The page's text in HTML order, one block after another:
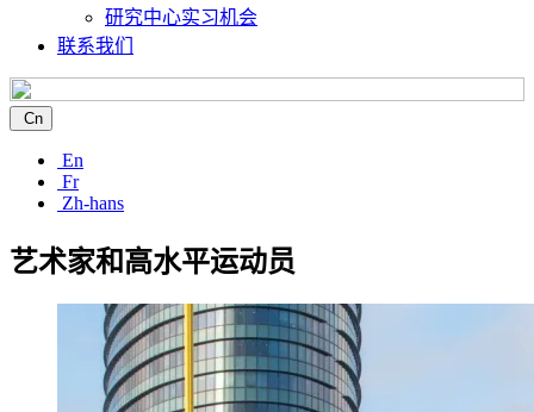
研究中心实习机会
联系我们
Cn
En
Fr
Zh-hans
艺术家和高水平运动员